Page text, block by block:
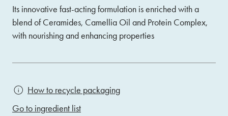
Its innovative fast-acting formulation is enriched with a
blend of Ceramides, Camellia Oil and Protein Complex,
with nourishing and enhancing properties
How to recycle packaging
Go to ingredient list